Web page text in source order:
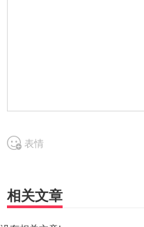
表情
相关文章